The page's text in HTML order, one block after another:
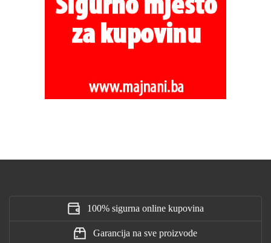
100% sigurna online kupovina
Garancija na sve proizvode